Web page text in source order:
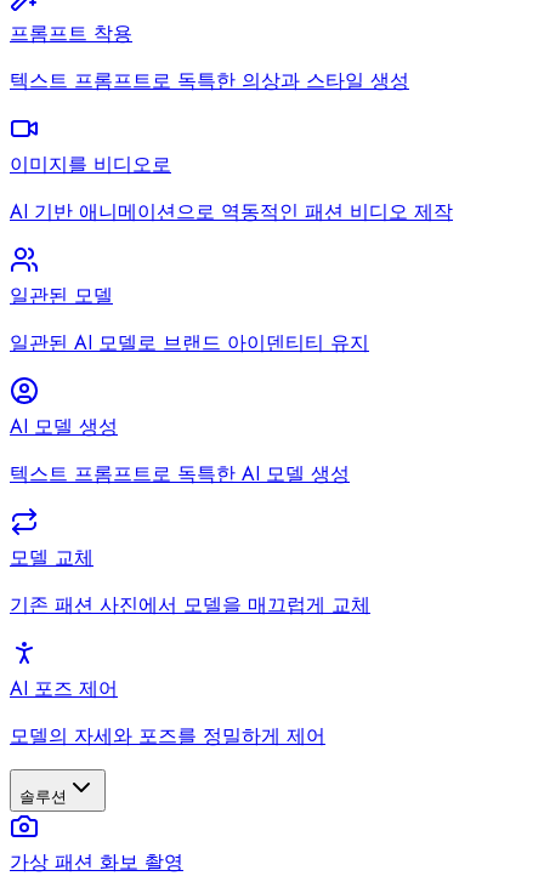
프롬프트 착용
텍스트 프롬프트로 독특한 의상과 스타일 생성
이미지를 비디오로
AI 기반 애니메이션으로 역동적인 패션 비디오 제작
일관된 모델
일관된 AI 모델로 브랜드 아이덴티티 유지
AI 모델 생성
텍스트 프롬프트로 독특한 AI 모델 생성
모델 교체
기존 패션 사진에서 모델을 매끄럽게 교체
AI 포즈 제어
모델의 자세와 포즈를 정밀하게 제어
솔루션
가상 패션 화보 촬영